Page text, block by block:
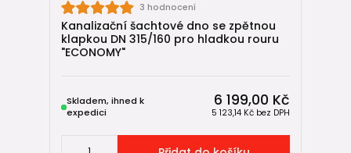
3 hodnocení
Kanalizační šachtové dno se zpětnou
klapkou DN 315/160 pro hladkou rouru
"ECONOMY"
6 199,00 Kč
5 123,14 Kč bez DPH
Skladem, ihned k
expedici